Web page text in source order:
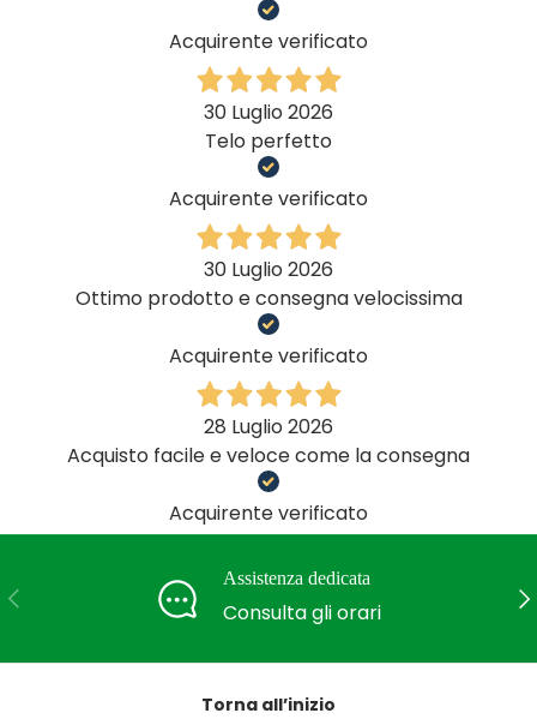
Acquirente verificato
30 Luglio 2026
Telo perfetto
Acquirente verificato
30 Luglio 2026
Ottimo prodotto e consegna velocissima
Acquirente verificato
28 Luglio 2026
Acquisto facile e veloce come la consegna
Acquirente verificato
Indietro
Assistenza dedicata
Consulta gli orari
Torna all’inizio